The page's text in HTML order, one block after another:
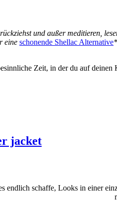
und außer meditieren,
eine schonende Shellac Alternative
Zeit, in der du auf deinen
jacket
endlich schaffe, Looks in einer